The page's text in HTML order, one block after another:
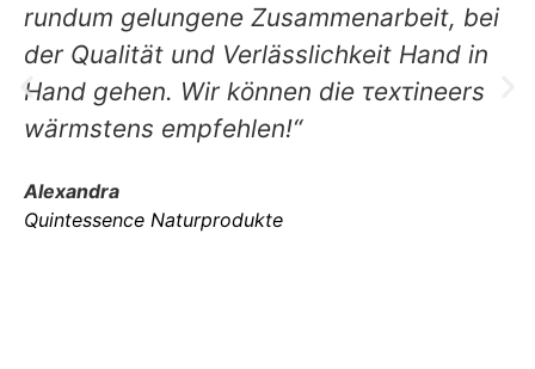
rundum gelungene Zusammenarbeit, bei
der Qualität und Verlässlichkeit Hand in
Hand gehen. Wir können die τexτineers
wärmstens empfehlen!“
Alexandra
Quintessence Naturprodukte